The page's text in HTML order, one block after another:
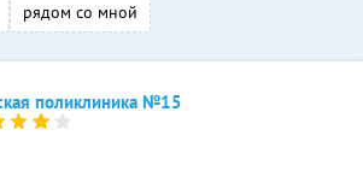
рядом со мной
поликлиника №15